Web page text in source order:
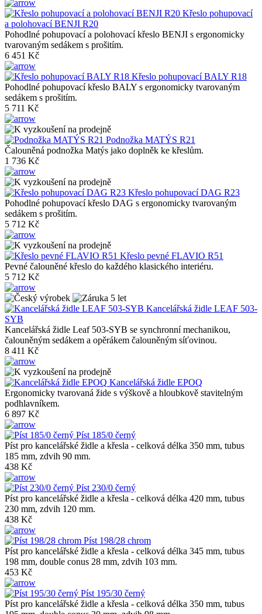
Křeslo pohupovací
a polohovací BENJI R20
Pohodlné pohupovací a polohovací křeslo BENJI s ergonomicky
tvarovaným sedákem s prošitím.
6 451 Kč
Křeslo pohupovací BALY R18
Pohodlné pohupovací křeslo BALY s ergonomicky tvarovaným
sedákem s prošitím.
5 711 Kč
Podnožka MATÝS R21
Čalouněná podnožka Matýs jako doplněk ke křeslům.
1 736 Kč
Křeslo pohupovací DAG R23
Pohodlné pohupovací křeslo DAG s ergonomicky tvarovaným
sedákem s prošitím.
5 712 Kč
Křeslo pevné FLAVIO R51
Pevné čalouněné křeslo do každého klasického interiéru.
5 712 Kč
Kancelářská židle LEAF 503-
SYB
Kancelářská židle Leaf 503-SYB se synchronní mechanikou,
čalouněným sedákem a opěrákem čalouněným síťovinou.
8 411 Kč
Kancelářská židle EPOQ
Ergonomicky tvarovaná žide s výškově a hloubkově stavitelným
podhlavníkem.
6 897 Kč
Píst 185/0 černý
Píst pro kancelářské židle a křesla - celková délka 350 mm, tubus
185 mm, zdvih 90 mm.
438 Kč
Píst 230/0 černý
Píst pro kancelářské židle a křesla - celková délka 420 mm, tubus
230 mm, zdvih 120 mm.
438 Kč
Píst 198/28 chrom
Píst pro kancelářské židle a křesla - celková délka 345 mm, tubus
198 mm, double conus 28 mm, zdvih 103 mm.
453 Kč
Píst 195/30 černý
Píst pro kancelářské židle a křesla - celková délka 350 mm, tubus